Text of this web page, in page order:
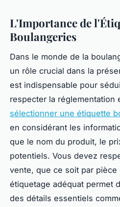
L'Importance de
Boulangeries
Dans le monde de la
un rôle crucial dans la
est indispensable pour
respecter la réglementation
sélectionner une étiquette
en considérant les
que le nom du produit, le
potentiels. Vous devez
vente, que ce soit par pièce
étiquetage adéquat permet
des détails essentiels